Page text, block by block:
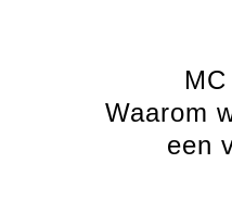
Waarom
een